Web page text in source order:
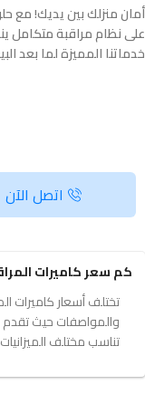
على نظام مراقبة متكامل
خدماتنا المميزة لما بعد
اتصل الآن
كم سعر كاميرات
تختلف أسعار كاميرات
تناسب مختلف